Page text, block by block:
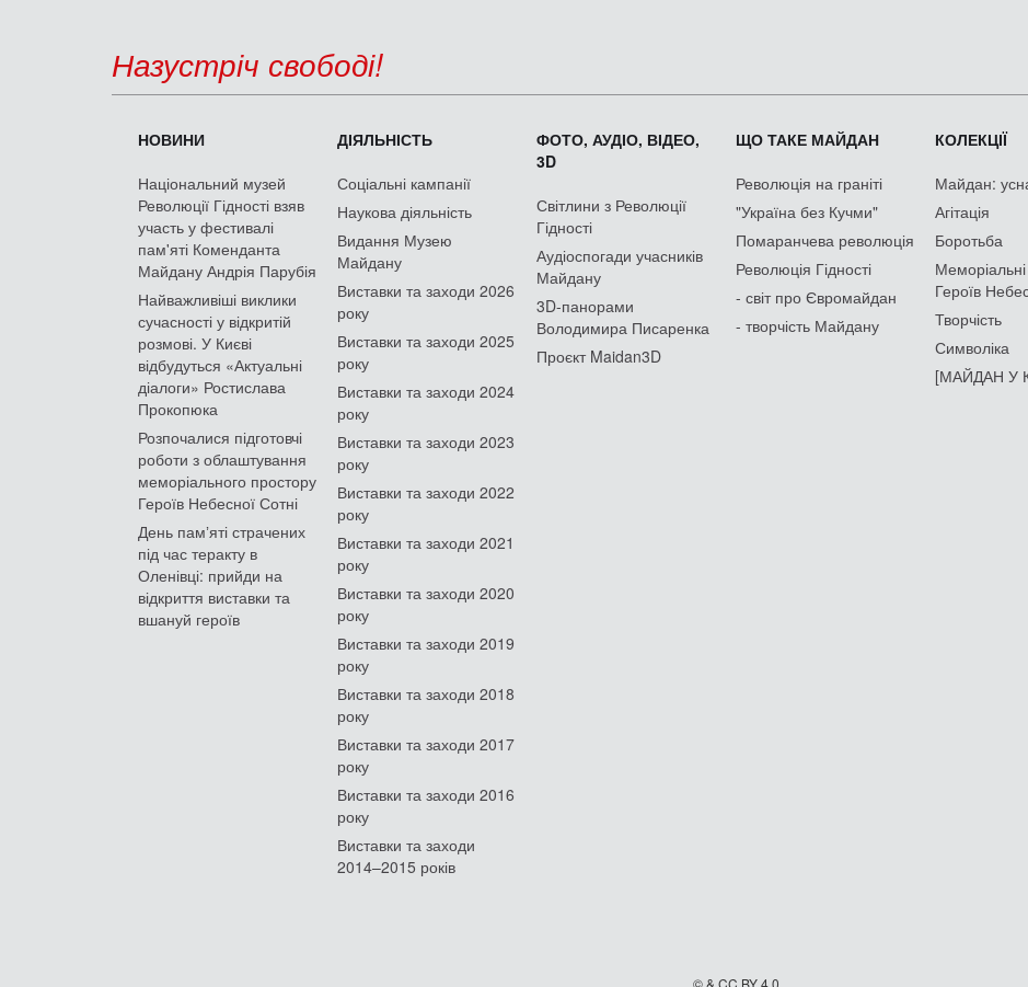
Назустріч свободі!
НОВИНИ
Національний музей
Революції Гідності взяв
участь у фестивалі
пам'яті Коменданта
Майдану Андрія Парубія
Найважливіші виклики
сучасності у відкритій
розмові. У Києві
відбудуться «Актуальні
діалоги» Ростислава
Прокопюка
Розпочалися підготовчі
роботи з облаштування
меморіального простору
Героїв Небесної Сотні
День памʼяті страчених
під час теракту в
Оленівці: прийди на
відкриття виставки та
вшануй героїв
ДІЯЛЬНІСТЬ
Соціальні кампанії
Наукова діяльність
Видання Музею
Майдану
Виставки та заходи 2026
року
Виставки та заходи 2025
року
Виставки та заходи 2024
року
Виставки та заходи 2023
року
Виставки та заходи 2022
року
Виставки та заходи 2021
року
Виставки та заходи 2020
року
Виставки та заходи 2019
року
Виставки та заходи 2018
року
Виставки та заходи 2017
року
Виставки та заходи 2016
року
Виставки та заходи
2014–2015 років
ФОТО, АУДІО, ВІДЕО,
3D
Світлини з Революції
Гідності
Аудіоспогади учасників
Майдану
3D-панорами
Володимира Писаренка
Проєкт Maidan3D
ЩО ТАКЕ МАЙДАН
Революція на граніті
"Україна без Кучми"
Помаранчева революція
Революція Гідності
- світ про Євромайдан
- творчість Майдану
КОЛЕКЦІЇ
Майдан:
Агітація
Боротьба
Героїв
Творчість
Символіка
[МАЙДАН У
© & CC BY 4.0